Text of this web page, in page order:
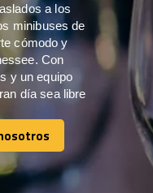
a los
minibuses de
cómodo y
Con
y un equipo
día sea libre